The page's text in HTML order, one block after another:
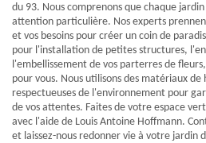
du 93. Nous comprenons que chaque
attention particulière. Nos experts
et vos besoins pour créer un coin de
pour l'installation de petites structures,
l'embellissement de vos parterres de
pour vous. Nous utilisons des matériaux
respectueuses de l'environnement pour
de vos attentes. Faites de votre espace
avec l'aide de Louis Antoine Hoffmann.
et laissez-nous redonner vie à votre jardin